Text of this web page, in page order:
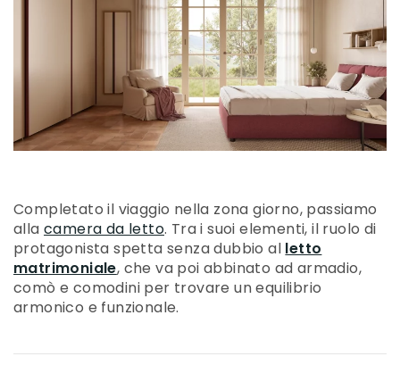
Completato il viaggio nella zona giorno, passiamo
alla camera da letto. Tra i suoi elementi, il ruolo di
protagonista spetta senza dubbio al letto
matrimoniale, che va poi abbinato ad armadio,
comò e comodini per trovare un equilibrio
armonico e funzionale.